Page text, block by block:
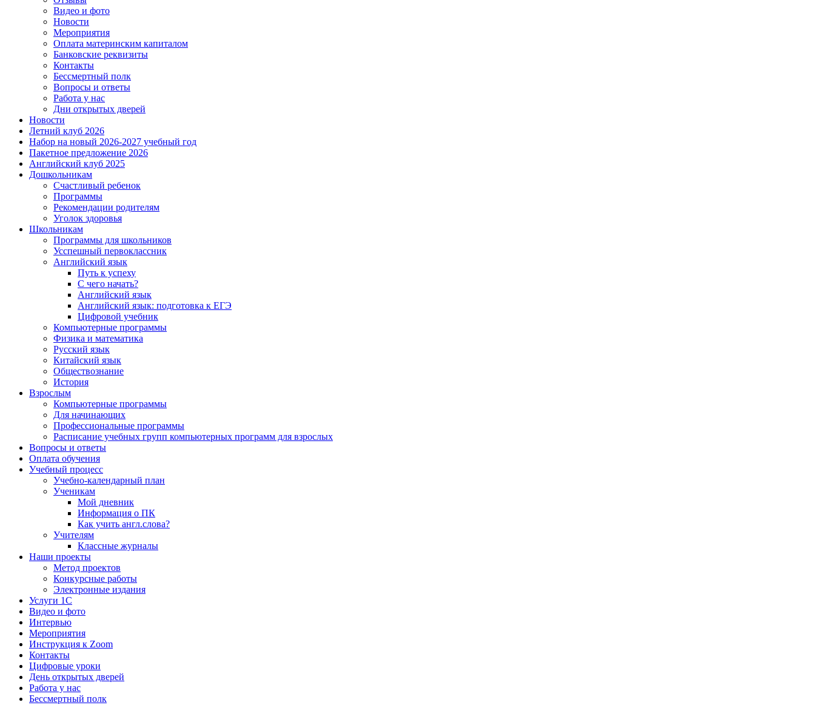
Видео и фото
Новости
Мероприятия
Оплата материнским капиталом
Банковские реквизиты
Контакты
Бессмертный полк
Вопросы и ответы
Работа у нас
Дни открытых дверей
Новости
Летний клуб 2026
Набор на новый 2026-2027 учебный год
Пакетное предложение 2026
Английский клуб 2025
Дошкольникам
Счастливый ребенок
Программы
Рекомендации родителям
Уголок здоровья
Школьникам
Программы для школьников
Усспешный первоклассник
Английский язык
Путь к успеху
С чего начать?
Английский язык
Английский язык: подготовка к ЕГЭ
Цифровой учебник
Компьютерные программы
Физика и математика
Русский язык
Китайский язык
Обществознание
История
Взрослым
Компьютерные программы
Для начинающих
Профессиональные программы
Расписание учебных групп компьютерных программ для взрослых
Вопросы и ответы
Оплата обучения
Учебный процесс
Учебно-календарный план
Ученикам
Мой дневник
Информация о ПК
Как учить англ.слова?
Учителям
Классные журналы
Наши проекты
Метод проектов
Конкурсные работы
Электронные издания
Услуги 1C
Видео и фото
Интервью
Мероприятия
Инструкция к Zoom
Контакты
Цифровые уроки
День открытых дверей
Работа у нас
Бессмертный полк